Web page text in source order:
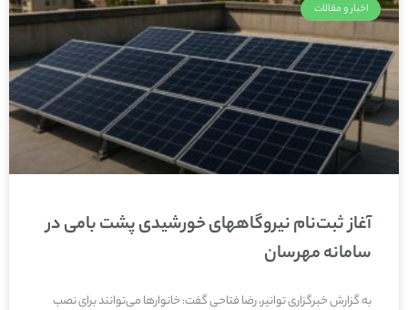
اخبار و مقالات
آغاز ثبت‌نام نیروگاههای خورشیدی پشت بامی در
سامانه مهرسان
به گزارش خبرگزاری توانیر، رضا فتاحی گفت: خانوارها می‌توانند برای نصب